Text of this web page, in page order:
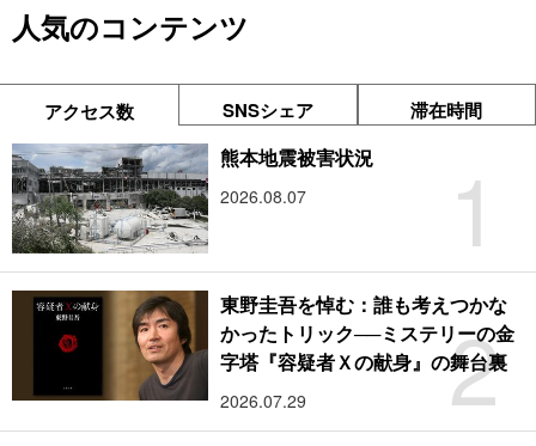
人気のコンテンツ
アクセス数 SNSシェア 滞在時間
1
熊本地震被害状況
2026.08.07
2
東野圭吾を悼む：誰も考えつかな
かったトリック──ミステリーの金
字塔『容疑者Ｘの献身』の舞台裏
2026.07.29